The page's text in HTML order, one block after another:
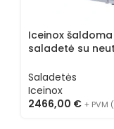
Iceinox šaldoma
saladetė su
Saladetės
Iceinox
2466,00 € + PVM